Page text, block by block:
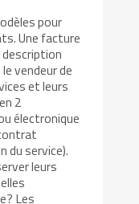
pour
Une facture
description
vendeur de
et leurs
2
électronique
du service).
leurs
Les